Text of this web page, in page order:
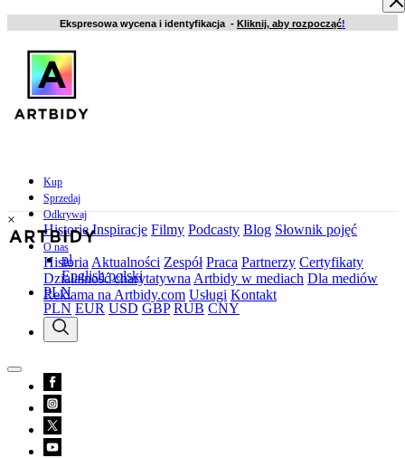
Ekspresowa wycena i identyfikacja - Kliknij, aby rozpocząć!
Kup
Sprzedaj
Odkrywaj
Historie Inspiracje Filmy Podcasty Blog Słownik pojęć
O nas
Historia Aktualności Zespół Praca Partnerzy Certyfikaty
Działalność charytatywna Artbidy w mediach Dla mediów
Reklama na Artbidy.com Usługi Kontakt
×
pl
Englishpolski
PLN
PLN EUR USD GBP RUB CNY